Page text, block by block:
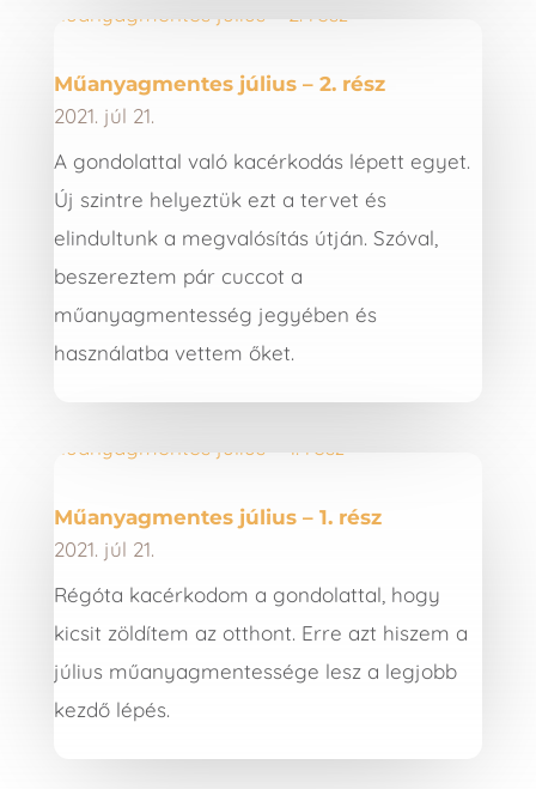
Műanyagmentes július – 2. rész
2021. júl 21.
A gondolattal való kacérkodás lépett egyet.
Új szintre helyeztük ezt a tervet és
elindultunk a megvalósítás útján. Szóval,
beszereztem pár cuccot a
műanyagmentesség jegyében és
használatba vettem őket.
Műanyagmentes július – 1. rész
2021. júl 21.
Régóta kacérkodom a gondolattal, hogy
kicsit zöldítem az otthont. Erre azt hiszem a
július műanyagmentessége lesz a legjobb
kezdő lépés.